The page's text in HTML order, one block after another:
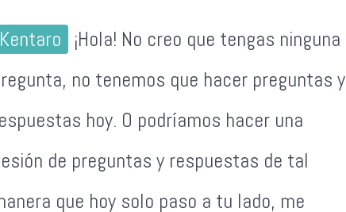
Kentaro ¡Hola! No creo que tengas ninguna
no tenemos que hacer preguntas y
hoy. O podríamos hacer una
de preguntas y respuestas de tal
que hoy solo paso a tu lado, me